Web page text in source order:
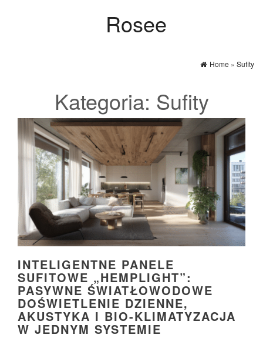
Rosee
Home » Sufity
Kategoria: Sufity
INTELIGENTNE PANELE
SUFITOWE „HEMPLIGHT”:
PASYWNE ŚWIATŁOWODOWE
DOŚWIETLENIE DZIENNE,
AKUSTYKA I BIO-KLIMATYZACJA
W JEDNYM SYSTEMIE